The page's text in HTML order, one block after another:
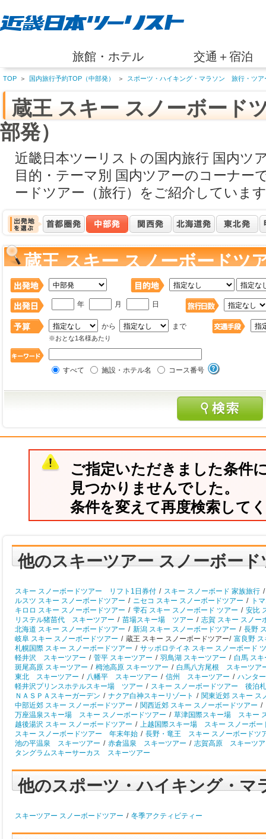
旅館・ホテル 交通＋宿泊
TOP ＞ 国内旅行予約TOP（中部発） ＞ スポーツ・ハイキング・マラソン 旅行・ツア
蔵王 スキー スノーボード
部発）
近畿日本ツーリストの国内旅行 国内ツ
目的・テーマ別 国内ツアーのコーナー
ードツアー（旅行）をご紹介していま
蔵王 スキー スノーボードツ
年 月 日
から まで
※おとな1名様あたり
すべて 施設・ホテル名 コース番号
ご指定いただきました条件
見つかりませんでした。
条件を変えて再度検索して
他のスキーツアー スノーボー
スキー スノーボードツアー リフト1日券付 / スキー スノーボード 家族旅行 /
ルスツ スキー スノーボードツアー / ニセコ スキー スノーボードツアー /
ト
キロロ スキー スノーボードツアー / 雫石 スキー スノーボード ツアー / 安比
リステル猪苗代 スキーツアー / 苗場スキー場 ツアー / 志賀 スキー スノー
北海道 スキー スノーボードツアー / 新潟 スキー スノーボードツアー / 長野
岐阜 スキー スノーボードツアー / 蔵王 スキー スノーボードツアー/ 富良野
札幌国際 スキー スノーボードツアー / サッポロテイネ スキー スノーボード
軽井沢 スキーツアー / 菅平 スキーツアー / 羽鳥湖 スキーツアー / 白馬 ス
斑尾高原 スキーツアー / 栂池高原 スキーツアー / 白馬八方尾根 スキーツア
東北 スキーツアー / 八幡平 スキーツアー / 信州 スキーツアー / ハンタ
軽井沢プリンスホテルスキー場 ツアー / スキー スノーボードツアー 後泊
ＮＡＳＰＡスキーガーデン / ナクア白神スキーリゾート / 関東近郊 スキー ス
中部近郊 スキー スノーボードツアー / 関西近郊 スキー スノーボードツアー /
万座温泉スキー場 スキー スノーボードツアー / 草津国際スキー場 スキー
越後湯沢 スキー スノーボードツアー / 上越国際スキー場 スキー スノーボー
スキー スノーボードツアー 年末年始 / 長野・竜王 スキー スノーボードツ
池の平温泉 スキーツアー / 赤倉温泉 スキーツアー / 志賀高原 スキーツ
タングラムスキーサーカス スキーツアー
他のスポーツ・ハイキング・マ
スキーツアー スノーボードツアー / 冬季アクティビティー